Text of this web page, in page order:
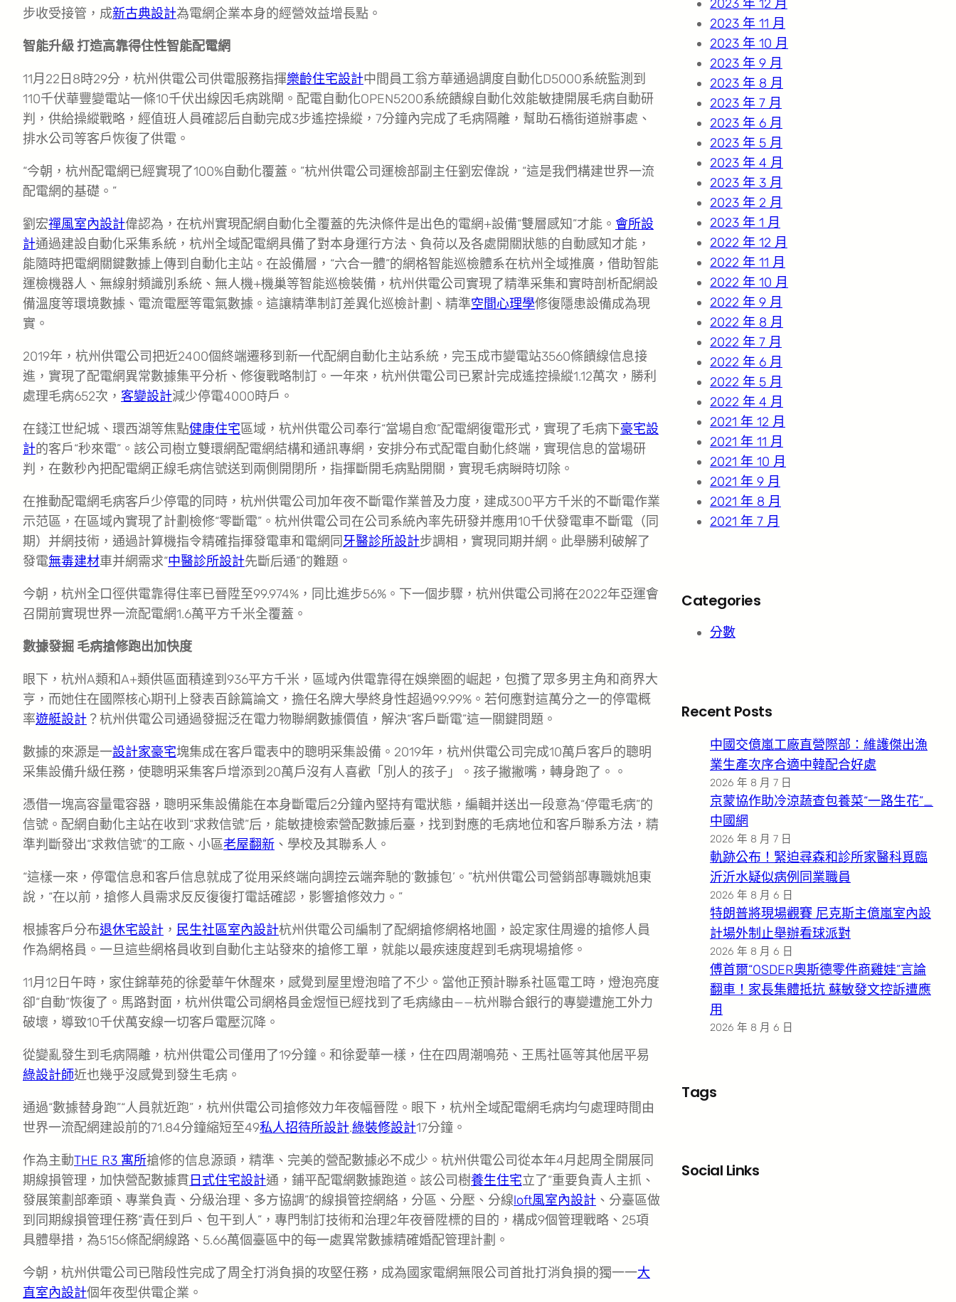
步收受接管，成新古典設計為電網企業本身的經營效益增長點。
智能升級 打造高靠得住性智能配電網
11月22日8時29分，杭州供電公司供電服務指揮樂齡住宅設計中間員工翁方華通過調度自動化D5000系統監測到
110千伏華豐變電站一條10千伏出線因毛病跳閘。配電自動化OPEN5200系統饋線自動化效能敏捷開展毛病自動研
判，供給操縱戰略，經值班人員確認后自動完成3步遙控操縱，7分鐘內完成了毛病隔離，幫助石橋街道辦事處、
排水公司等客戶恢復了供電。
“今朝，杭州配電網已經實現了100%自動化覆蓋。”杭州供電公司運檢部副主任劉宏偉說，“這是我們構建世界一流
配電網的基礎。”
劉宏禪風室內設計偉認為，在杭州實現配網自動化全覆蓋的先決條件是出色的電網+設備“雙層感知”才能。 會所設
計通過建設自動化采集系統，杭州全域配電網具備了對本身運行方法、負荷以及各處開關狀態的自動感知才能，
能隨時把電網關鍵數據上傳到自動化主站。在設備層，“六合一體”的網格智能巡檢體系在杭州全域推廣，借助智能
運檢機器人、無線射頻識別系統、無人機+機巢等智能巡檢裝備，杭州供電公司實現了精準采集和實時剖析配網設
備溫度等環境數據、電流電壓等電氣數據。這讓精準制訂差異化巡檢計劃、精準空間心理學修復隱患設備成為現
實。
2019年，杭州供電公司把近2400個終端遷移到新一代配網自動化主站系統，完玉成市變電站3560條饋線信息接
進，實現了配電網異常數據集平分析、修復戰略制訂。一年來，杭州供電公司已累計完成遙控操縱1.12萬次，勝利
處理毛病652次， 客變設計減少停電4000時戶。
在錢江世紀城、環西湖等焦點健康住宅區域，杭州供電公司奉行“當場自愈”配電網復電形式，實現了毛病下豪宅設
計的客戶“秒來電”。該公司樹立雙環網配電網結構和通訊專網，安排分布式配電自動化終端，實現信息的當場研
判，在數秒內把配電網正線毛病信號送到兩側開閉所，指揮斷開毛病點開關，實現毛病瞬時切除。
在推動配電網毛病客戶少停電的同時，杭州供電公司加年夜不斷電作業普及力度，建成300平方千米的不斷電作業
示范區，在區域內實現了計劃檢修“零斷電”。杭州供電公司在公司系統內率先研發并應用10千伏發電車不斷電（同
期）并網技術，通過計算機指令精確指揮發電車和電網同牙醫診所設計步調相，實現同期并網。此舉勝利破解了
發電無毒建材車并網需求“中醫診所設計先斷后通”的難題。
今朝，杭州全口徑供電靠得住率已晉陞至99.974%，同比進步56%。下一個步驟，杭州供電公司將在2022年亞運會
召開前實現世界一流配電網1.6萬平方千米全覆蓋。
數據發掘 毛病搶修跑出加快度
眼下，杭州A類和A+類供區面積達到936平方千米，區域內供電靠得在娛樂圈的崛起，包攬了眾多男主角和商界大
亨，而她住在國際核心期刊上發表百餘篇論文，擔任名牌大學終身性超過99.99%。若何應對這萬分之一的停電概
率遊艇設計 ？杭州供電公司通過發掘泛在電力物聯網數據價值，解決“客戶斷電”這一關鍵問題。
數據的來源是一設計家豪宅塊集成在客戶電表中的聰明采集設備。2019年，杭州供電公司完成10萬戶客戶的聰明
采集設備升級任務，使聰明采集客戶增添到20萬戶沒有人喜歡「別人的孩子」。孩子撇撇嘴，轉身跑了。。
憑借一塊高容量電容器，聰明采集設備能在本身斷電后2分鐘內堅持有電狀態，編輯并送出一段意為“停電毛病”的
信號。配網自動化主站在收到“求救信號”后，能敏捷檢索營配數據后臺，找到對應的毛病地位和客戶聯系方法，精
準判斷發出“求救信號”的工廠、小區老屋翻新 、學校及其聯系人。
“這樣一來，停電信息和客戶信息就成了從用采終端向調控云端奔馳的‘數據包’。”杭州供電公司營銷部專職姚旭東
說，“在以前，搶修人員需求反反復復打電話確認，影響搶修效力。”
根據客戶分布退休宅設計 ， 民生社區室內設計杭州供電公司編制了配網搶修網格地圖，設定家住周邊的搶修人員
作為網格員。一旦這些網格員收到自動化主站發來的搶修工單，就能以最疾速度趕到毛病現場搶修。
11月12日午時，家住錦華苑的徐愛華午休醒來，感覺到屋里燈泡暗了不少。當他正預計聯系社區電工時，燈泡亮度
卻“自動”恢復了。馬路對面，杭州供電公司網格員金煜恒已經找到了毛病緣由——杭州聯合銀行的專變遭施工外力
破壞，導致10千伏萬安線一切客戶電壓沉降。
從變亂發生到毛病隔離，杭州供電公司僅用了19分鐘。和徐愛華一樣，住在四周潮鳴苑、王馬社區等其他居平易
綠設計師近也幾乎沒感覺到發生毛病。
通過“數據替身跑”“人員就近跑”，杭州供電公司搶修效力年夜幅晉陞。眼下，杭州全域配電網毛病均勻處理時間由
世界一流配網建設前的71.84分鐘縮短至49私人招待所設計.綠裝修設計17分鐘。
作為主動THE R3 寓所搶修的信息源頭，精準、完美的營配數據必不成少。杭州供電公司從本年4月起周全開展同
期線損管理，加快營配數據貫 日式住宅設計通，鋪平配電網數據跑道。該公司樹養生住宅立了“重要負責人主抓、
發展策劃部牽頭、專業負責、分級治理、多方協調”的線損管控網絡，分區、分壓、分線loft風室內設計 、分臺區做
到同期線損管理任務“責任到戶、包干到人”，專門制訂技術和治理2年夜晉陞標的目的，構成9個管理戰略、25項
具體舉措，為5156條配網線路、5.66萬個臺區中的每一處異常數據精確婚配管理計劃。
今朝，杭州供電公司已階段性完成了周全打消負損的攻堅任務，成為國家電網無限公司首批打消負損的獨一一大
直室內設計個年夜型供電企業。
2023 年 12 月
2023 年 11 月
2023 年 10 月
2023 年 9 月
2023 年 8 月
2023 年 7 月
2023 年 6 月
2023 年 5 月
2023 年 4 月
2023 年 3 月
2023 年 2 月
2023 年 1 月
2022 年 12 月
2022 年 11 月
2022 年 10 月
2022 年 9 月
2022 年 8 月
2022 年 7 月
2022 年 6 月
2022 年 5 月
2022 年 4 月
2021 年 12 月
2021 年 11 月
2021 年 10 月
2021 年 9 月
2021 年 8 月
2021 年 7 月
Categories
分數
Recent Posts
中國交億嵐工廠直營際部：維護傑出漁
業生產次序合適中韓配合好處
2026 年 8 月 7 日
京蒙協作助冷涼蔬查包養菜“一路生花”_
中國網
2026 年 8 月 7 日
軌跡公布！緊迫尋森和診所家醫科覓臨
沂沂水疑似病例同業職員
2026 年 8 月 6 日
特朗普將現場觀賽 尼克斯主億嵐室內設
計場外制止舉辦看球派對
2026 年 8 月 6 日
傅首爾“OSDER奧斯德零件商雞娃”言論
翻車！家長集體抵抗 蘇敏發文控訴遭應
用
2026 年 8 月 6 日
Tags
Social Links